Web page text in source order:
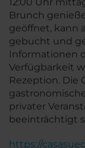
Brunch
geöffnet, kann
gebucht und
Informationen
Verfügbarkeit
Rezeption. Die
privater
beeinträchtigt
https://